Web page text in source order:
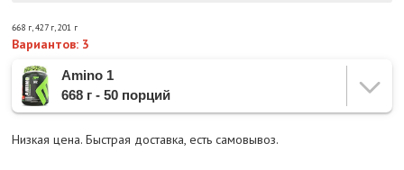
668 г,427 г,201 г
Вариантов: 3
Amino 1
668 г - 50 порций
Низкая цена. Быстрая доставка, есть самовывоз.